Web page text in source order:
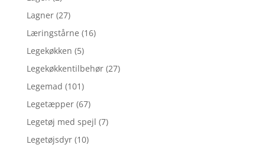
Lagner (27)
Læringstårne (16)
Legekøkken (5)
Legekøkkentilbehør (27)
Legemad (101)
Legetæpper (67)
Legetøj med spejl (7)
Legetøjsdyr (10)